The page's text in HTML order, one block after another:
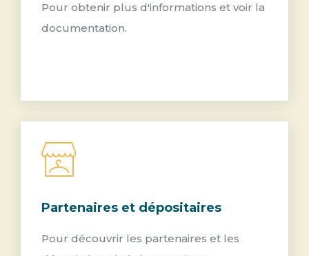
Pour obtenir plus d'informations et voir la
documentation.
Partenaires et dépositaires
Pour découvrir les partenaires et les